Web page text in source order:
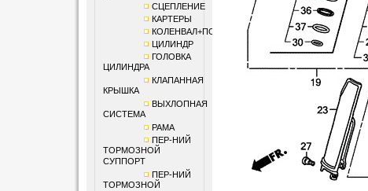
СЦЕПЛЕНИЕ
КАРТЕРЫ
КОЛЕНВАЛ+ПОРШЕНЬ
ЦИЛИНДР
ГОЛОВКА
ЦИЛИНДРА
КЛАПАННАЯ
КРЫШКА
ВЫХЛОПНАЯ
СИСТЕМА
РАМА
ПЕР-НИЙ
ТОРМОЗНОЙ
СУППОРТ
ПЕР-НИЙ
ТОРМОЗНОЙ